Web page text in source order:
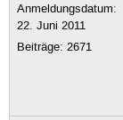
Anmeldungsdatum:
22. Juni 2011
Beiträge:2671